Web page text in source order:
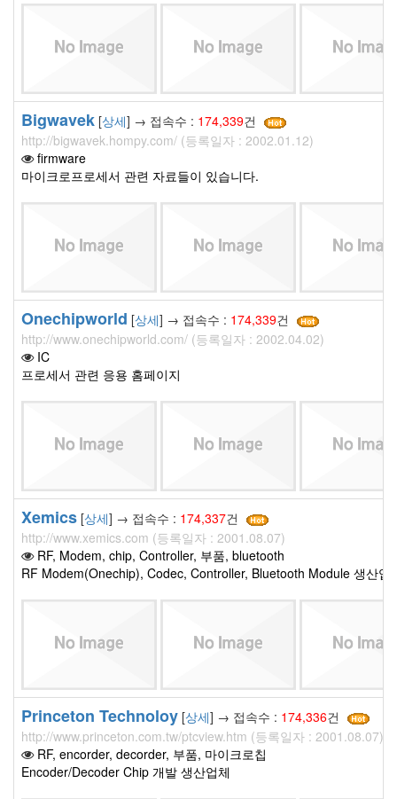
Bigwavek [상세] → 접속수 : 174,339건
http://bigwavek.hompy.com/ (등록일자 : 2002.01.12)
firmware
마이크로프로세서 관련 자료들이 있습니다.
Onechipworld [상세] → 접속수 : 174,339건
http://www.onechipworld.com/ (등록일자 : 2002.04.02)
IC
프로세서 관련 응용 홈페이지
Xemics [상세] → 접속수 : 174,337건
http://www.xemics.com (등록일자 : 2001.08.07)
RF, Modem, chip, Controller, 부품, bluetooth
RF Modem(Onechip), Codec, Controller, Bluetooth Module 생산업
Princeton Technoloy [상세] → 접속수 : 174,336건
http://www.princeton.com.tw/ptcview.htm (등록일자 : 2001.08.07)
RF, encorder, decorder, 부품, 마이크로칩
Encoder/Decoder Chip 개발 생산업체